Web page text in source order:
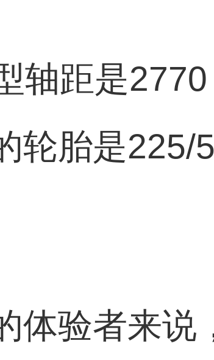
轴距是
轮胎是225/
体验者来说